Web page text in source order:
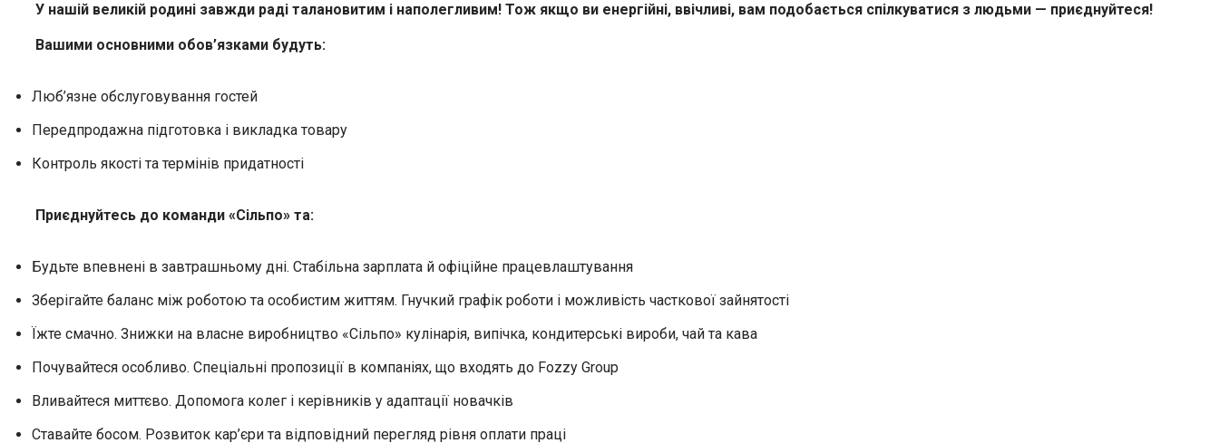
У нашій великій родині завжди раді талановитим і наполегливим! Тож якщо ви енергійні, ввічливі, вам подобається спілкуватися з людьми — приєднуйтеся!
Вашими основними обов’язками будуть:
Люб’язне обслуговування гостей
Передпродажна підготовка і викладка товару
Контроль якості та термінів придатності
Приєднуйтесь до команди «Сільпо» та:
Будьте впевнені в завтрашньому дні. Стабільна зарплата й офіційне працевлаштування
Зберігайте баланс між роботою та особистим життям. Гнучкий графік роботи і можливість часткової зайнятості
Їжте смачно. Знижки на власне виробництво «Сільпо» кулінарія, випічка, кондитерські вироби, чай та кава
Почувайтеся особливо. Спеціальні пропозиції в компаніях, що входять до Fozzy Group
Вливайтеся миттєво. Допомога колег і керівників у адаптації новачків
Ставайте босом. Розвиток кар’єри та відповідний перегляд рівня оплати праці